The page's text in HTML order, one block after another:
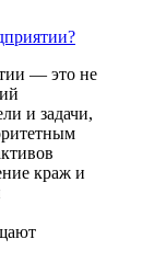
— это не
и задачи,
краж и